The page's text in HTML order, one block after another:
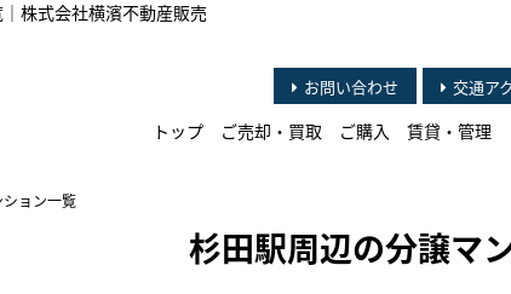
株式会社横濱不動産販売
お問い合わせ 交通ア
トップ ご売却・買取 ご購入 賃貸・管理
ョン一覧
杉田駅周辺の分譲マ